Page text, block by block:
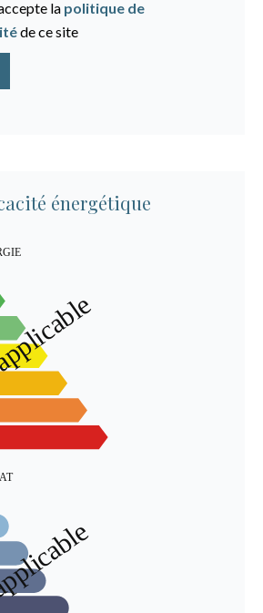
la politique de
de ce site
énergétique